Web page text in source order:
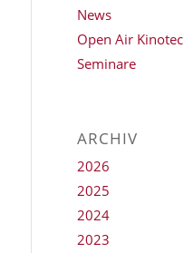
News
Open Air
Seminare
ARCHIV
2026
2025
2024
2023